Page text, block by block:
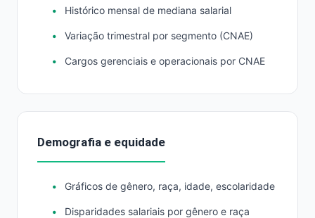
Histórico mensal de mediana salarial
Variação trimestral por segmento (CNAE)
Cargos gerenciais e operacionais por CNAE
Demografia e equidade
Gráficos de gênero, raça, idade, escolaridade
Disparidades salariais por gênero e raça